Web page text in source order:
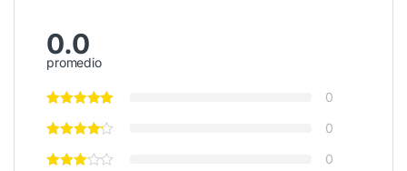
0.0
promedio
0
0
0